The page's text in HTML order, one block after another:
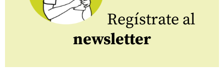
Regístrate al
newsletter